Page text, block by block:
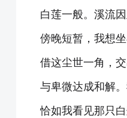
白莲一般。溪流
傍晚短暂，我想
借这尘世一角，
与卑微达成和解
恰如我看见那只